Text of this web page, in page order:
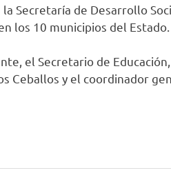
Secretaría de Desarrollo
los 10 municipios del Estado.
el Secretario de
Ceballos y el coordinador